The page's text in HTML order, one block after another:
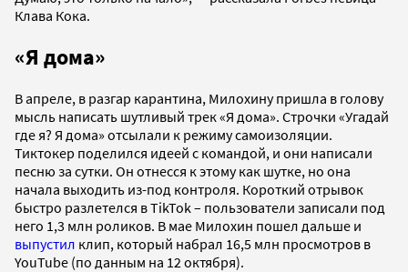
Клава Кока.
«Я дома»
В апреле, в разгар карантина, Милохину пришла в голову
мысль написать шутливый трек «Я дома». Строчки «Угадай
где я? Я дома» отсылали к режиму самоизоляции.
Тиктокер поделился идеей с командой, и они написали
песню за сутки. Он отнесся к этому как шутке, но она
начала выходить из-под контроля. Короткий отрывок
быстро разлетелся в TikTok – пользователи записали под
него 1,3 млн роликов. В мае Милохин пошел дальше и
выпустил клип, который набрал 16,5 млн просмотров в
YouTube (по данным на 12 октября).